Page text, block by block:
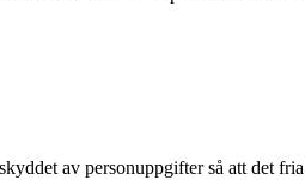
av personuppgifter så att det